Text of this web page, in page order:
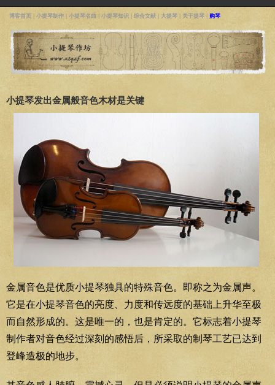
博客首页 小提琴制作 小提琴名曲 小提琴知识 综合文献 大提琴 关于提琴 购琴
小提琴发出金属般音色木材是关键
金属音色是优质小提琴独具的特殊音色。即称之为金属声。
它是在小提琴音色的亮度、力度和传远度的基础上升华至极
而自然形成的。这是唯一的，也是肯定的。它标志着小提琴
制作者对音色经过深刻的感悟后，所采取的制琴工艺已达到
登峰造极的地步。